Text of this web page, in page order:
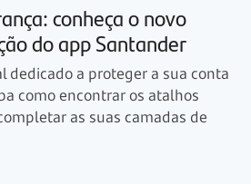
conheça o novo
do app Santander
dedicado a proteger a sua conta
como encontrar os atalhos
as suas camadas de